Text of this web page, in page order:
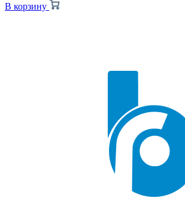
В корзину